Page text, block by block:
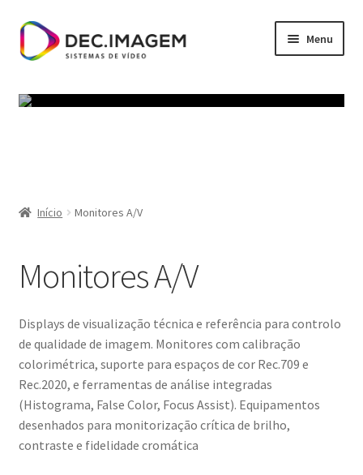
Ir
para
navegação
Saltar
para
conteúdo
Menu
Carrinho
Início Monitores A/V
Monitores A/V
Displays de visualização técnica e referência para controlo
de qualidade de imagem. Monitores com calibração
colorimétrica, suporte para espaços de cor Rec.709 e
Rec.2020, e ferramentas de análise integradas
(Histograma, False Color, Focus Assist). Equipamentos
desenhados para monitorização crítica de brilho,
contraste e fidelidade cromática